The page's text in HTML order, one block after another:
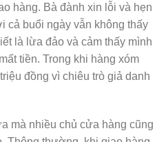
hàng. Bà đành xin lỗi và hẹn
cả buổi ngày vẫn không thấy
là lừa đảo và cảm thấy mình
tiền. Trong khi hàng xóm
đồng vì chiêu trò giả danh
mà nhiều chủ cửa hàng cũng